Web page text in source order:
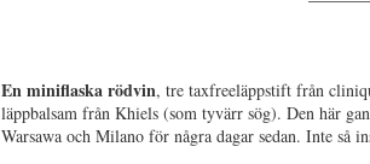
En miniflaska rödvin, tre taxfreeläppstift från
läppbalsam från Khiels (som tyvärr sög). Den här
Warsawa och Milano för några dagar sedan. Inte